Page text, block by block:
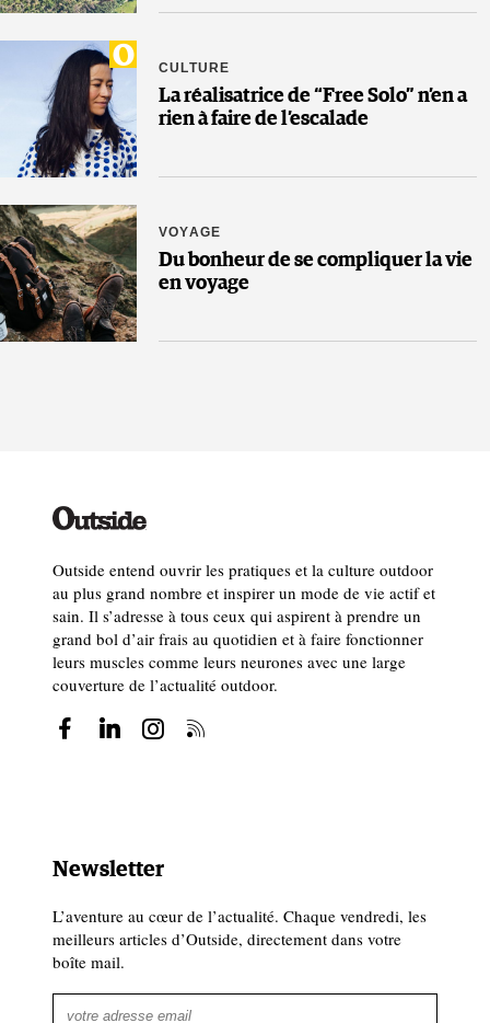
CULTURE
La réalisatrice de “Free Solo” n’en a
rien à faire de l’escalade
VOYAGE
Du bonheur de se compliquer la vie
en voyage
Outside entend ouvrir les pratiques et la culture outdoor
au plus grand nombre et inspirer un mode de vie actif et
sain. Il s’adresse à tous ceux qui aspirent à prendre un
grand bol d’air frais au quotidien et à faire fonctionner
leurs muscles comme leurs neurones avec une large
couverture de l’actualité outdoor.
Newsletter
L’aventure au cœur de l’actualité. Chaque vendredi, les
meilleurs articles d’Outside, directement dans votre
boîte mail.